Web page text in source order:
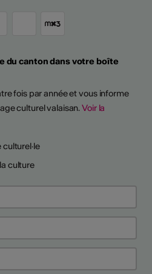
du canton dans votre boîte
fois par année et vous informe
culturel valaisan.Voir la
culturel·le
culture